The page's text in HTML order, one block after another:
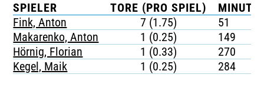
SPIELER TORE (PRO SPIEL)
Fink, Anton
7 (1.75)
51
Makarenko, Anton
1 (0.25)
149
Hörnig, Florian
1 (0.33)
270
Kegel, Maik
1 (0.25) 284